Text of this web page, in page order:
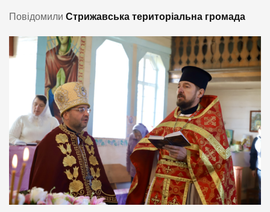
Повідомили Стрижавська територіальна громада